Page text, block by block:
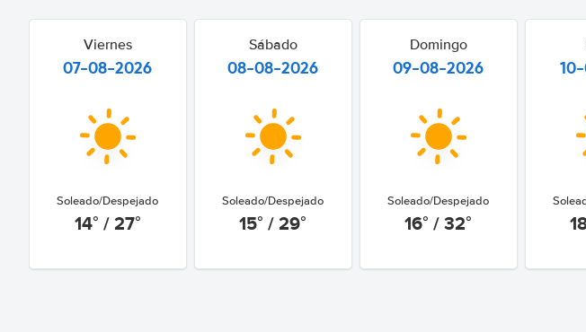
Viernes
07-08-2026
Soleado/Despejado
14° / 27°
Sábado
08-08-2026
Soleado/Despejado
15° / 29°
Domingo
09-08-2026
Soleado/Despejado
16° / 32°